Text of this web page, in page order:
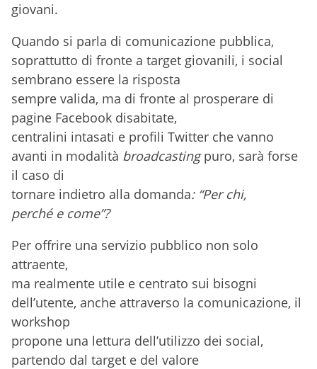
giovani.
Quando si parla di comunicazione pubblica,
soprattutto di fronte a target giovanili, i social
sembrano essere la risposta
sempre valida, ma di fronte al prosperare di
pagine Facebook disabitate,
centralini intasati e profili Twitter che vanno
avanti in modalità broadcastingpuro, sarà forse
il caso di
tornare indietro alla domanda: “Per chi,
perché e come”?
Per offrire una servizio pubblico non solo
attraente,
ma realmente utile e centrato sui bisogni
dell’utente, anche attraverso la comunicazione, il
workshop
propone una lettura dell’utilizzo dei social,
partendo dal target e del valore